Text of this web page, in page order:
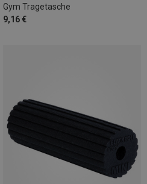
Gym Tragetasche
9,16 €